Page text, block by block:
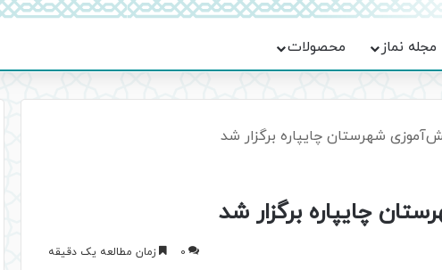
مجله نماز محصولات
شهرستان چایپاره برگزار شد
چایپاره برگزار شد
0 زمان مطالعه یک دقیقه